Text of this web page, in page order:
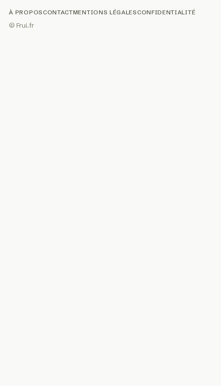
À PROPOSCONTACTMENTIONS LÉGALESCONFIDENTIALITÉ
© Frui.fr